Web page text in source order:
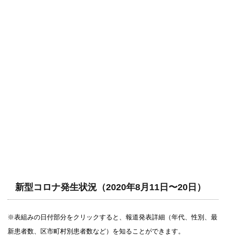
新型コロナ発生状況（2020年8月11日〜20日）
※表組みの日付部分をクリックすると、報道発表詳細（年代、性別、最
新患者数、区市町村別患者数など）を知ることができます。